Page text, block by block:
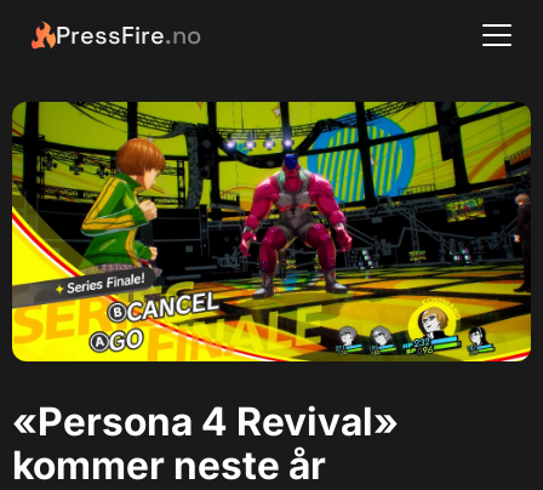
PressFire.no
«Persona 4 Revival»
kommer neste år